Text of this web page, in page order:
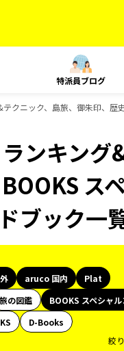
特派員ブログ
クニック、島旅、御朱印、歴
ンキング
ス
ブック一
aruco 国内
Plat
旅の図鑑
BOOKS スペシャ
D-Books
絞